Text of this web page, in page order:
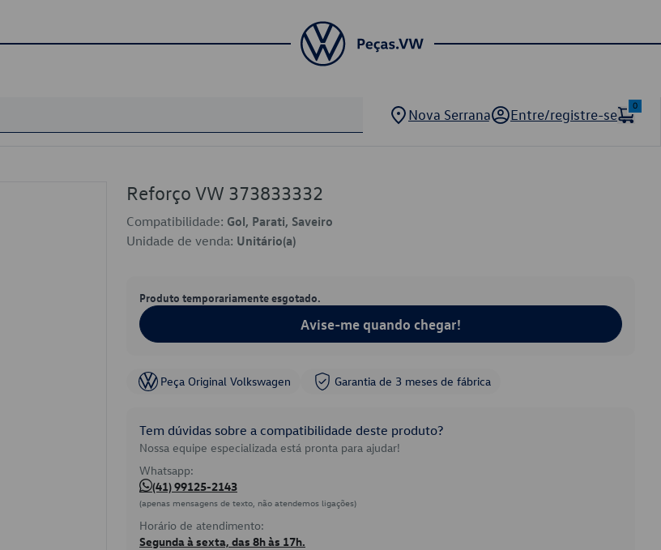
Nova Serrana Entre/registre-se
0
Reforço VW 373833332
Compatibilidade: Gol, Parati, Saveiro
Unidade de venda: Unitário(a)
Produto temporariamente esgotado.
Avise-me quando chegar!
Peça Original Volkswagen Garantia de 3 meses de fábrica
Tem dúvidas sobre a compatibilidade deste produto?
Nossa equipe especializada está pronta para ajudar!
Whatsapp:
(41) 99125-2143
(apenas mensagens de texto, não atendemos ligações)
Horário de atendimento:
Segunda à sexta, das 8h às 17h.